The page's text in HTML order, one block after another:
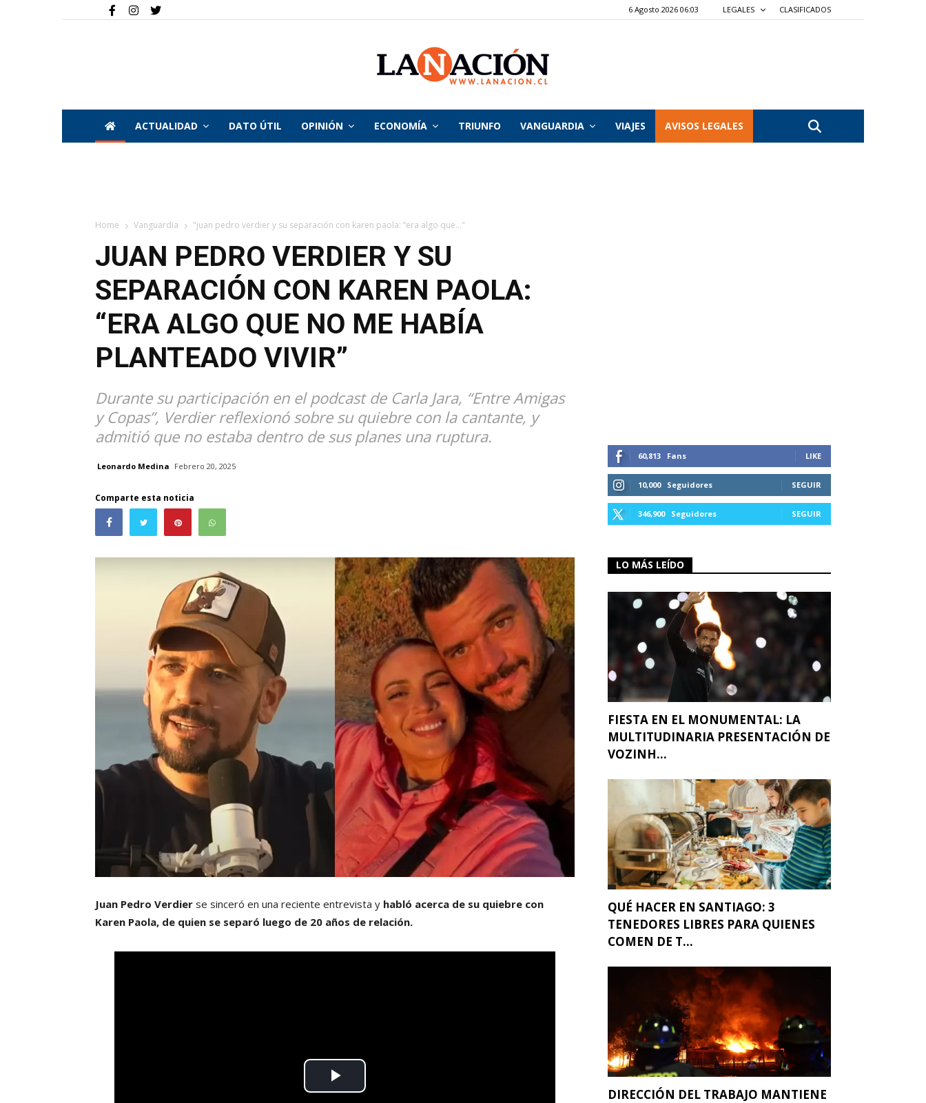
6 Agosto 2026 06:03 LEGALES CLASIFICADOS
La
ACTUALIDAD DATO ÚTIL OPINIÓN ECONOMÍA TRIUNFO VANGUARDIA VIAJES AVISOS LEGALES
Home Vanguardia "juan pedro verdier y su separación con karen paola: “era algo que..."
JUAN PEDRO VERDIER Y SU
SEPARACIÓN CON KAREN PAOLA:
“ERA ALGO QUE NO ME HABÍA
PLANTEADO VIVIR”
Durante su participación en el podcast de Carla Jara, “Entre Amigas
y Copas”, Verdier reflexionó sobre su quiebre con la cantante, y
admitió que no estaba dentro de sus planes una ruptura.
Leonardo Medina Febrero 20, 2025
Comparte esta noticia
Juan Pedro Verdier se sinceró en una reciente entrevista y habló acerca de su quiebre con
Karen Paola, de quien se separó luego de 20 años de relación.
60,813 Fans LIKE
10,000 Seguidores SEGUIR
346,900 Seguidores SEGUIR
LO MÁS LEÍDO
FIESTA EN EL MONUMENTAL: LA
MULTITUDINARIA PRESENTACIÓN DE
VOZINH...
QUÉ HACER EN SANTIAGO: 3
TENEDORES LIBRES PARA QUIENES
COMEN DE T...
DIRECCIÓN DEL TRABAJO MANTIENE